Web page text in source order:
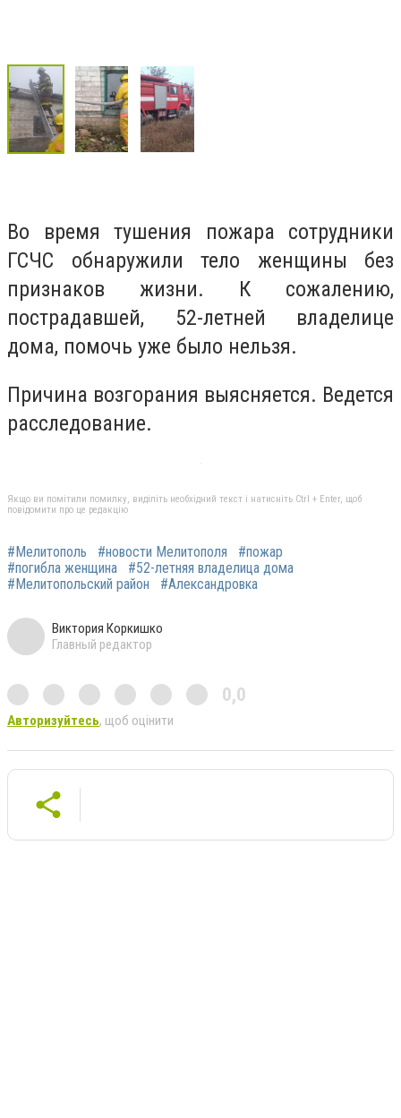
Во время тушения пожара сотрудники
ГСЧС обнаружили тело женщины без
признаков жизни. К сожалению,
пострадавшей, 52-летней владелице
дома, помочь уже было нельзя.
Причина возгорания выясняется. Ведется
расследование.
Якщо ви помітили помилку, виділіть необхідний текст і натисніть Ctrl + Enter, щоб
повідомити про це редакцію
#Мелитополь #новости Мелитополя
#пожар
#погибла женщина
#52-летняя владелица дома
#Мелитопольский район
#Александровка
Виктория Коркишко
Главный редактор
0,0
Авторизуйтесь, щоб оцінити